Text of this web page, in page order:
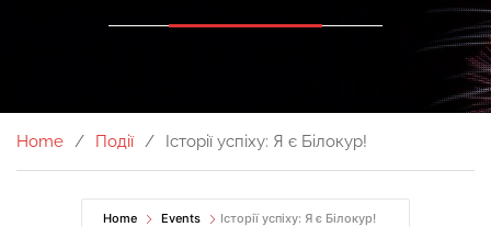
Home Події Історії успіху: Я є Білокур!
Home Events Історії успіху: Я є Білокур!